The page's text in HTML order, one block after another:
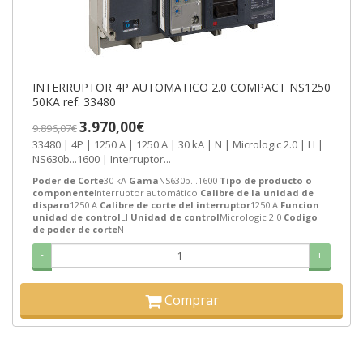
INTERRUPTOR 4P AUTOMATICO 2.0 COMPACT NS1250
50KA ref. 33480
9.896,07€3.970,00€
33480 | 4P | 1250 A | 1250 A | 30 kA | N | Micrologic 2.0 | LI |
NS630b...1600 | Interruptor...
Poder de Corte30 kA GamaNS630b...1600 Tipo de producto o
componenteInterruptor automático Calibre de la unidad de
disparo1250 A Calibre de corte del interruptor1250 A Funcion
unidad de controlLI Unidad de controlMicrologic 2.0 Codigo
de poder de corteN
- +
Comprar